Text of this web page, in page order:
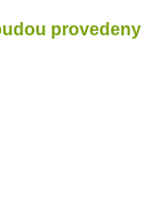
provedeny